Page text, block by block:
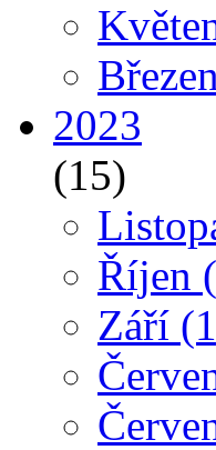
Březen
2023
(15)
Říjen
Září